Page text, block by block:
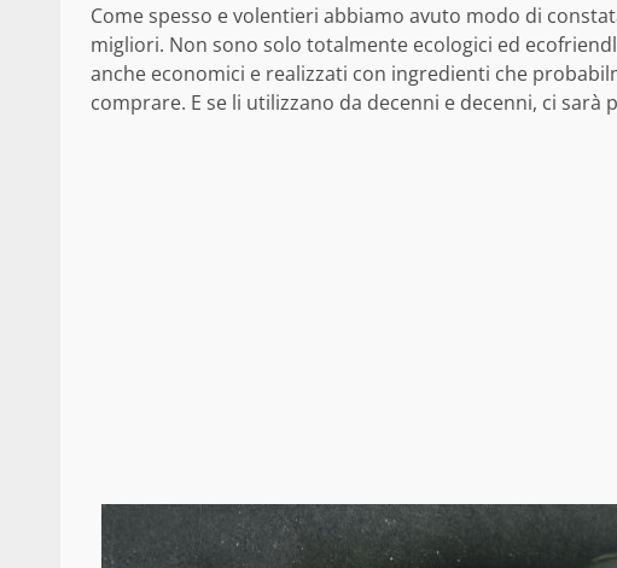
Come spesso e volentieri abbiamo avuto modo di
migliori. Non sono solo totalmente ecologici ed
anche economici e realizzati con ingredienti che
comprare. E se li utilizzano da decenni e decenni, ci sarà